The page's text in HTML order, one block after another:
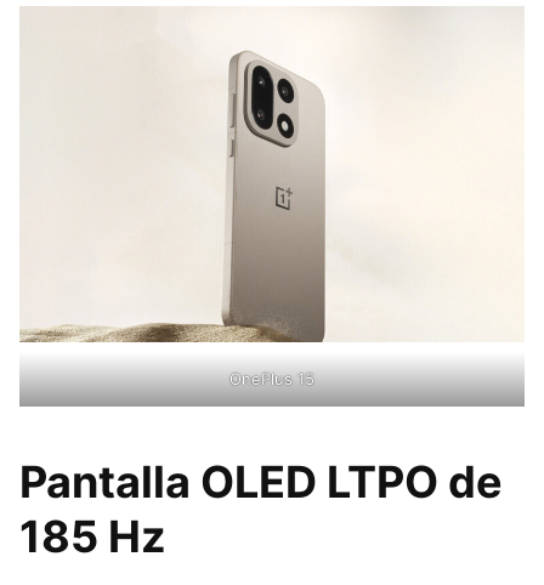
OnePlus 15
Pantalla OLED LTPO de
185 Hz